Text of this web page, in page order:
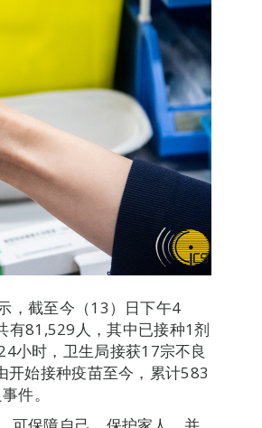
，截至今（13）日下午4
有81,529人，其中已接种1剂
小时，卫生局接获17宗不良
开始接种疫苗至今，累计583
件。